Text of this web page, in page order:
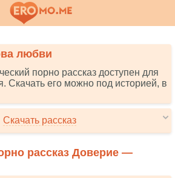
любви
порно рассказ доступен для
Скачать его можно под историей, в
Скачать рассказ
рассказ Доверие —